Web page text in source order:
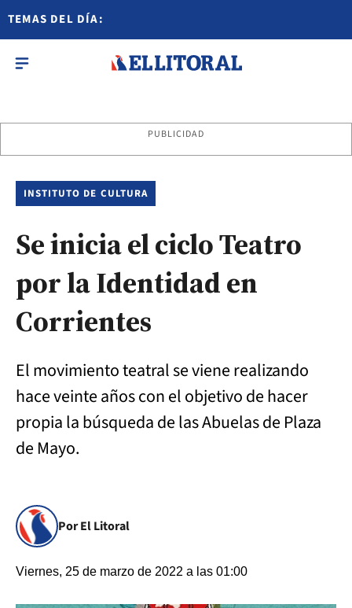
TEMAS DEL DÍA:
PUBLICIDAD
INSTITUTO DE CULTURA
Se inicia el ciclo Teatro
por la Identidad en
Corrientes
El movimiento teatral se viene realizando
hace veinte años con el objetivo de hacer
propia la búsqueda de las Abuelas de Plaza
de Mayo.
Por El Litoral
Viernes, 25 de marzo de 2022 a las 01:00